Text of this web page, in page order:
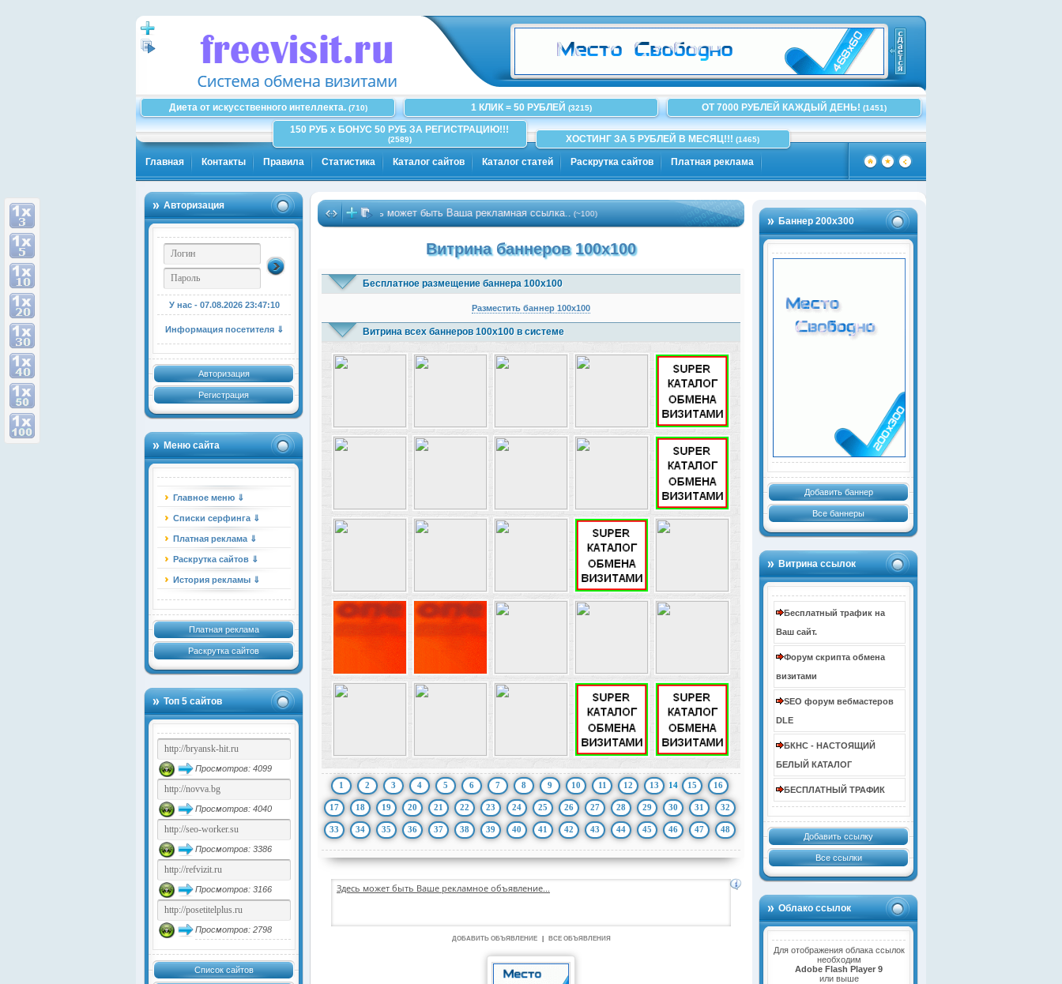
Диета от искусственного интеллекта.(710) 1 КЛИК = 50 РУБЛЕЙ (3215) ОТ 7000 РУБЛЕЙ КАЖДЫЙ ДЕНЬ! (1451)
150 РУБ x БОНУС 50 РУБ ЗА РЕГИСТРАЦИЮ!!!
(2589) ХОСТИНГ ЗА 5 РУБЛЕЙ В МЕСЯЦ!!! (1465)
Главная Контакты Правила Статистика Каталог сайтов Каталог статей Раскрутка сайтов Платная реклама
Авторизация
У нас - 07.08.2026 23:47:10
Информация посетителя ⇓
Авторизация
Регистрация
Меню сайта
Главное меню ⇓
Списки серфинга ⇓
Платная реклама ⇓
Раскрутка сайтов ⇓
История рекламы ⇓
Платная реклама
Раскрутка сайтов
Топ 5 сайтов
Просмотров: 4099
Просмотров: 4040
Просмотров: 3386
Просмотров: 3166
Просмотров: 2798
Список сайтов
Баннер 200х300
Добавить баннер
Все баннеры
Витрина ссылок
Бесплатный трафик на
Ваш сайт.
Форум скрипта обмена
визитами
SEO форум вебмастеров
DLE
БКНС - НАСТОЯЩИЙ
БЕЛЫЙ КАТАЛОГ
БЕСПЛАТНЫЙ ТРАФИК
Добавить ссылку
Все ссылки
Облако ссылок
Для отображения облака ссылок
необходим
Adobe Flash Player 9
или выше
Здесь может быть Ваша рекламная ссылка..(~100)
Витрина баннеров 100x100
Бесплатное размещение баннера 100x100
Разместить баннер 100x100
Витрина всех баннеров 100x100 в системе
1 2 3 4 5 6 7 8 9 10 11 12 13 14 15 16
17 18 19 20 21 22 23 24 25 26 27 28 29 30 31 32
33 34 35 36 37 38 39 40 41 42 43 44 45 46 47 48
Здесь может быть Ваше рекламное объявление...
ДОБАВИТЬ ОБЪЯВЛЕНИЕ ВСЕ ОБЪЯВЛЕНИЯ